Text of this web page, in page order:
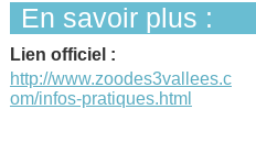
En savoir plus :
Lien officiel :
http://www.zoodes3vallees.c
om/infos-pratiques.html